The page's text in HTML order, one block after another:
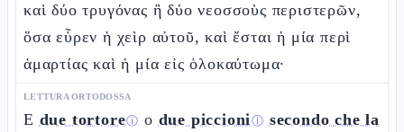
καὶ δύο τρυγόνας ἢ δύο νεοσσοὺς περιστερῶν,
ὅσα εὗρεν ἡ χεὶρ αὐτοῦ, καὶ ἔσται ἡ μία περὶ
ἁμαρτίας καὶ ἡ μία εἰς ὁλοκαύτωμα·
LETTURA ORTODOSSA
E due tortoreⓘ o due piccioniⓘ secondo che la